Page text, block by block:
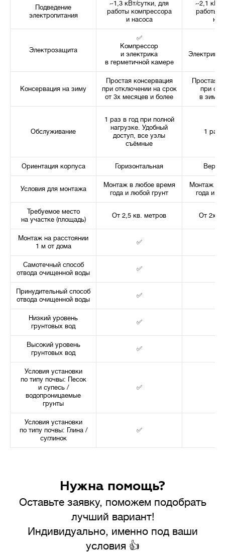
Подведение
электропитания
~1,3 кВт/сутки, для
работы компрессора
и насоса
~2,1 кВт/
работы
Электрозащита
✅
Компрессор
и электрика
в герметичной камере
Электрика
Консервация на зиму
Простая консервация
при отключении на срок
от 3х месяцев и более
Простая
при
в
Обслуживание
1 раз в год при полной
нагрузке. Удобный
доступ, все узлы
съёмные
1 раз
Ориентация корпуса Горизонтальная
Условия для монтажа
Монтаж в любое время
года и любой грунт
Монтаж в
года и
Требуемое место
на участке (площадь)
От 2,5 кв. метров От 2х
Монтаж на расстоянии
1 м от дома
✅
Самотечный способ
отвода очищенной воды
✅
Принудительный способ
отвода очищенной воды
✅
Низкий уровень
грунтовых вод
✅
Высокий уровень
грунтовых вод
✅
Условия установки
по типу почвы: Песок
и супесь /
водопроницаемые
грунты
✅
Условия установки
по типу почвы: Глина /
суглинок
✅
Нужна помощь?
Оставьте заявку, поможем подобрать
лучший вариант!
Индивидуально, именно под ваши
условия 👍